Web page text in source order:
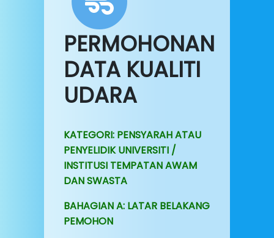
PERMOHONAN
DATA KUALITI
UDARA
KATEGORI: PENSYARAH ATAU
PENYELIDIK UNIVERSITI /
INSTITUSI TEMPATAN AWAM
DAN SWASTA
BAHAGIAN A: LATAR BELAKANG
PEMOHON